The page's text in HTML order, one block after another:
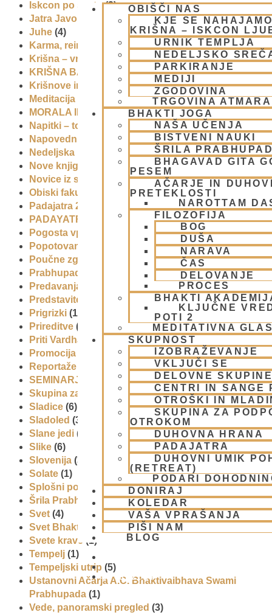
OBIŠČI NAS
KJE SE
KRIŠNA – ISKCON
URNIK TEMPLJA
NEDELJSKO
PARKIRANJE
MEDIJI
ZGODOVINA
TRGOVINA
BHAKTI JOGA
NAŠA UČENJA
BISTVENI NAUKI
ŠRILA
BHAGAVAD GITA
PESEM
AČARJE IN
PRETEKLOSTI
NAROTTAM
FILOZOFIJA
BOG
DUŠA
NARAVA
ČAS
DELOVANJE
PROCES
BHAKTI
KLJUČNE
POTI 2
MEDITATIVNA
SKUPNOST
IZOBRAŽEVANJE
VKLJUČI SE
DELOVNE
CENTRI IN SANGE
OTROŠKI IN
SKUPINA ZA
OTROKOM
DUHOVNA HRANA
PADAJATRA
DUHOVNI UMIK
(RETREAT)
PODARI
DONIRAJ
KOLEDAR
VAŠA VPRAŠANJA
PIŠI NAM
BLOG
01 431 21 24
Iskcon po svetu(2)
Jatra Javornik 2008(1)
Juhe (4)
Karma, reinkarnacija in bhakti(8)
Krišna – vrhovna božanska oseba(7)
KRIŠNA BAZAR
Krišnove inkarnacije
(11)
Meditacija
MORALA IN ETIKA(5)
Napitki – topli
Napovednik
Nedeljska predavanja in festivali(1)
Nove knjige
Novice iz skupnosti
(1)
Obiski fakultete – šole (6)
Padajatra 2008
PADAYATRA
Pogosta vprašanja
Popotovanja
Poučne zgodbe in nauki
Prabhupadovi učenci in ostali(3)
Predavanja
Predstavitev
Prigrizki (1)
Prireditve (7)
Priti Vardhana das
Promocija in izobrazevanje
(3)
Reportaže
SEMINARJI IN TEČAJ (5)
Skupina za podporo družinam in otrokom (CPT)(1)
Sladice (6)
Sladoled (3)
Slane jedi (2)
Slike (6)
Slovenija (30)
Solate (1)
Splošni pogoji uporabe(1)
Šrila Prabhupada(5)
Svet (4)
Svet Bhakti
(5)
Svete krave (1)
Tempelj (1)
Tempeljski utrip (5)
Ustanovni Ačarja A.C. Bhaktivaibhava Swami
Prabhupada (1)
Vede, panoramski pregled (3)